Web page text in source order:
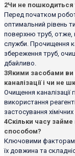
2Чи не пошкодиться
Перед початком
оптимальний рівень
поверхню труб, отже,
служби. Прочищення
збереження труб,
дбайливо.
3Якими засобами ви
каналізації і чи не
Очищення
використання
застосування
4Скільки часу
способом?
Ключовими факторами
їх довжина та